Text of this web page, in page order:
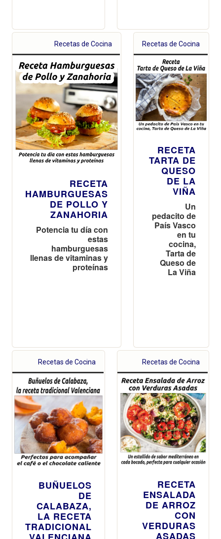
Recetas de Cocina
RECETA
HAMBURGUESAS
DE POLLO Y
ZANAHORIA
Potencia tu día con
estas
hamburguesas
llenas de vitaminas y
proteínas
Recetas de Cocina
RECETA
TARTA DE
QUESO
DE LA
VIÑA
Un
pedacito de
País Vasco
en tu
cocina,
Tarta de
Queso de
La Viña
Recetas de Cocina
BUÑUELOS
DE
CALABAZA,
LA RECETA
TRADICIONAL
Recetas de Cocina
RECETA
ENSALADA
DE ARROZ
CON
VERDURAS
ASADAS